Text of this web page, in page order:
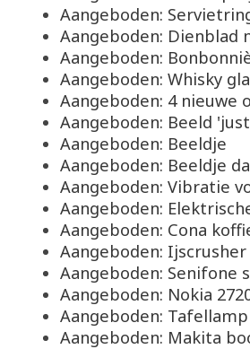
Aangeboden:
Aangeboden: Dienblad
Aangeboden:
Aangeboden: Whisky
Aangeboden: 4 nieuwe
Aangeboden: Beeld
Aangeboden: Beeldje
Aangeboden: Beeldje
Aangeboden: Vibratie
Aangeboden:
Aangeboden: Cona
Aangeboden: Ijscrusher
Aangeboden:
Aangeboden: Nokia
Aangeboden:
Aangeboden: Makita